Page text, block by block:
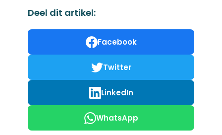
Deel dit artikel:
Facebook
Twitter
LinkedIn
WhatsApp